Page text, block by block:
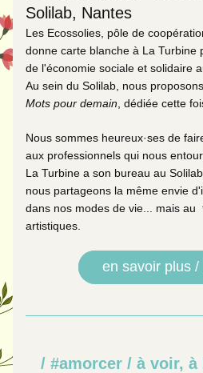
Solilab, Nantes
Les Ecossolies, pôle de
donne carte blanche à La Turbine
de l'économie sociale et solidaire
Au sein du Solilab, nous
Mots pour demain , dédiée cette
Nous sommes heureux·ses de
aux professionnels qui nous
La Turbine a son bureau au
nous partageons la même envie
dans nos modes de vie... mais au
artistiques.
en savoir plus /
/ #amorcer / à voir,